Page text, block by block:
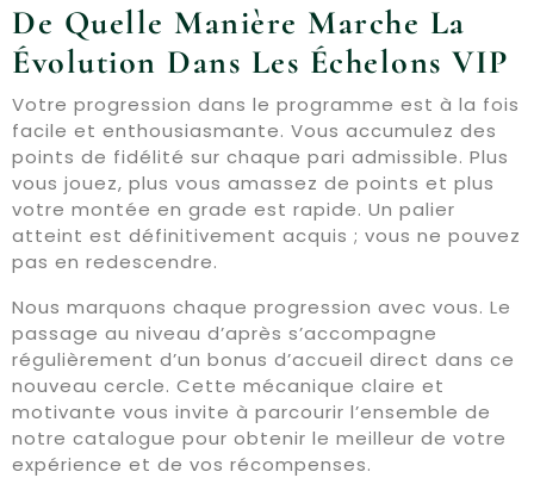
De Quelle Manière Marche La
Évolution Dans Les Échelons VIP
Votre progression dans le programme est à la fois
facile et enthousiasmante. Vous accumulez des
points de fidélité sur chaque pari admissible. Plus
vous jouez, plus vous amassez de points et plus
votre montée en grade est rapide. Un palier
atteint est définitivement acquis ; vous ne pouvez
pas en redescendre.
Nous marquons chaque progression avec vous. Le
passage au niveau d’après s’accompagne
régulièrement d’un bonus d’accueil direct dans ce
nouveau cercle. Cette mécanique claire et
motivante vous invite à parcourir l’ensemble de
notre catalogue pour obtenir le meilleur de votre
expérience et de vos récompenses.